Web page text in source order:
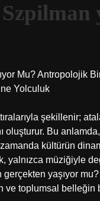
Mu? Antropolojik
Yolculuk
şekillenir;
oluşturur. Bu
kültürün
yalnızca müziğiyle
gerçekten yaşıyor
ve toplumsal belleğin